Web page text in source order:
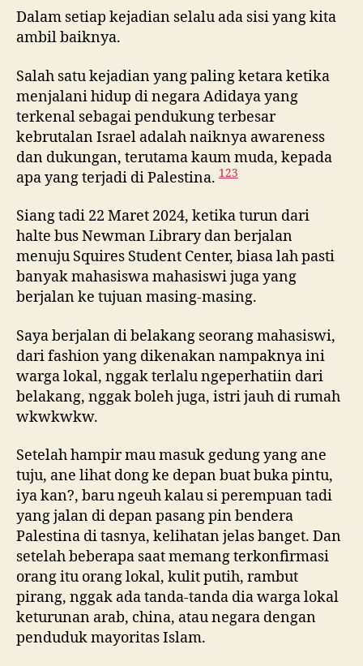
Dalam setiap kejadian selalu ada sisi yang kita
ambil baiknya.
Salah satu kejadian yang paling ketara ketika
menjalani hidup di negara Adidaya yang
terkenal sebagai pendukung terbesar
kebrutalan Israel adalah naiknya awareness
dan dukungan, terutama kaum muda, kepada
apa yang terjadi di Palestina. 123
Siang tadi 22 Maret 2024, ketika turun dari
halte bus Newman Library dan berjalan
menuju Squires Student Center, biasa lah pasti
banyak mahasiswa mahasiswi juga yang
berjalan ke tujuan masing-masing.
Saya berjalan di belakang seorang mahasiswi,
dari fashion yang dikenakan nampaknya ini
warga lokal, nggak terlalu ngeperhatiin dari
belakang, nggak boleh juga, istri jauh di rumah
wkwkwkw.
Setelah hampir mau masuk gedung yang ane
tuju, ane lihat dong ke depan buat buka pintu,
iya kan?, baru ngeuh kalau si perempuan tadi
yang jalan di depan pasang pin bendera
Palestina di tasnya, kelihatan jelas banget. Dan
setelah beberapa saat memang terkonfirmasi
orang itu orang lokal, kulit putih, rambut
pirang, nggak ada tanda-tanda dia warga lokal
keturunan arab, china, atau negara dengan
penduduk mayoritas Islam.